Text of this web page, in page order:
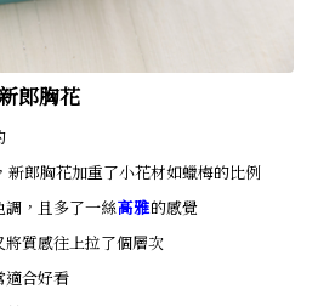
郎胸花
新郎胸花加重了小花材如蠟梅的比例
調，且多了一絲高雅的感覺
質感往上拉了個層次
適合好看